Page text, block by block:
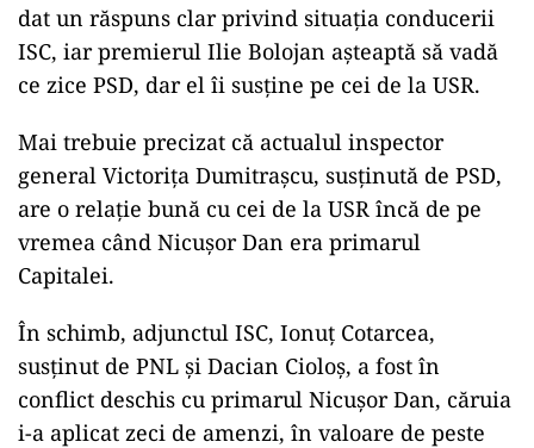
dat un răspuns clar privind situația conducerii
ISC, iar premierul Ilie Bolojan așteaptă să vadă
ce zice PSD, dar el îi susține pe cei de la USR.
Mai trebuie precizat că actualul inspector
general Victorița Dumitrașcu, susținută de PSD,
are o relație bună cu cei de la USR încă de pe
vremea când Nicușor Dan era primarul
Capitalei.
În schimb, adjunctul ISC, Ionuț Cotarcea,
susținut de PNL și Dacian Cioloș, a fost în
conflict deschis cu primarul Nicușor Dan, căruia
i-a aplicat zeci de amenzi, în valoare de peste